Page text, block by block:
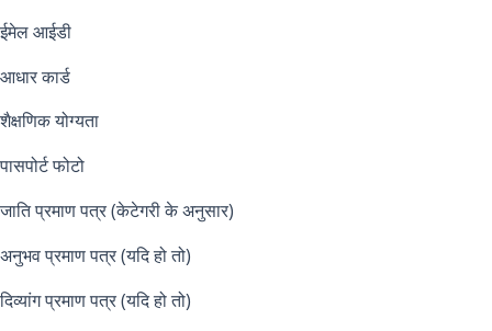
ईमेल आईडी
आधार कार्ड
शैक्षणिक योग्यता
पासपोर्ट फोटो
जाति प्रमाण पत्र (केटेगरी के अनुसार)
अनुभव प्रमाण पत्र (यदि हो तो)
दिव्यांग प्रमाण पत्र (यदि हो तो)